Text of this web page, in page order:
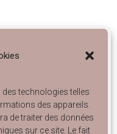
technologies telles
des appareils.
de traiter des données
sur ce site. Le fait